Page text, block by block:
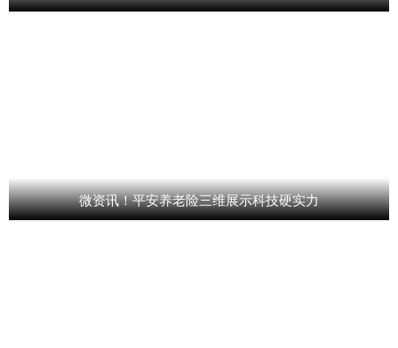
微资讯！平安养老险三维展示科技硬实力